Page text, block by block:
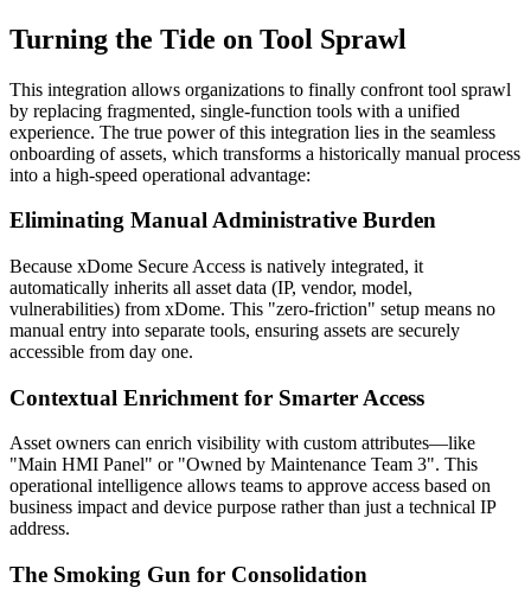
Turning the Tide on Tool Sprawl
This integration allows organizations to finally confront tool sprawl
by replacing fragmented, single-function tools with a unified
experience. The true power of this integration lies in the seamless
onboarding of assets, which transforms a historically manual process
into a high-speed operational advantage:
Eliminating Manual Administrative Burden
Because xDome Secure Access is natively integrated, it
automatically inherits all asset data (IP, vendor, model,
vulnerabilities) from xDome. This "zero-friction" setup means no
manual entry into separate tools, ensuring assets are securely
accessible from day one.
Contextual Enrichment for Smarter Access
Asset owners can enrich visibility with custom attributes—like
"Main HMI Panel" or "Owned by Maintenance Team 3". This
operational intelligence allows teams to approve access based on
business impact and device purpose rather than just a technical IP
address.
The Smoking Gun for Consolidation